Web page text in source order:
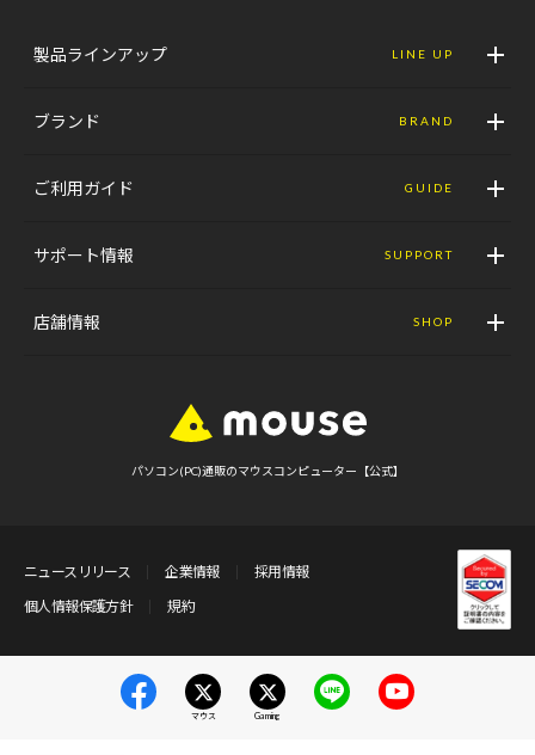
製品ラインアップ LINE UP
ブランド BRAND
ご利用ガイド GUIDE
サポート情報 SUPPORT
店舗情報 SHOP
パソコン(PC)通販のマウスコンピューター【公式】
ニュースリリース 企業情報
採用情報
個人情報保護方針
規約
マウス Gaming